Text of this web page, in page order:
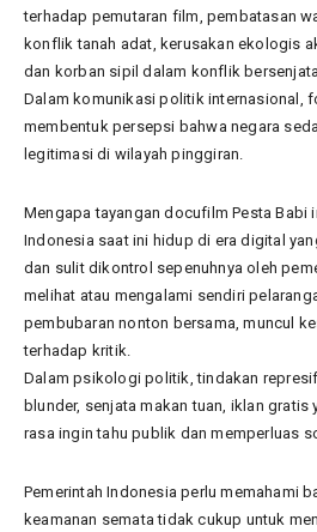
terhadap pemutaran film, pembatasan
konflik tanah adat, kerusakan ekologis
dan korban sipil dalam konflik
Dalam komunikasi politik internasional,
membentuk persepsi bahwa negara
legitimasi di wilayah pinggiran.
Mengapa tayangan docufilm Pesta Babi
Indonesia saat ini hidup di era digital
dan sulit dikontrol sepenuhnya oleh
melihat atau mengalami sendiri
pembubaran nonton bersama, muncul
terhadap kritik.
Dalam psikologi politik, tindakan
blunder, senjata makan tuan, iklan
rasa ingin tahu publik dan memperluas
Pemerintah Indonesia perlu memahami
keamanan semata tidak cukup untuk